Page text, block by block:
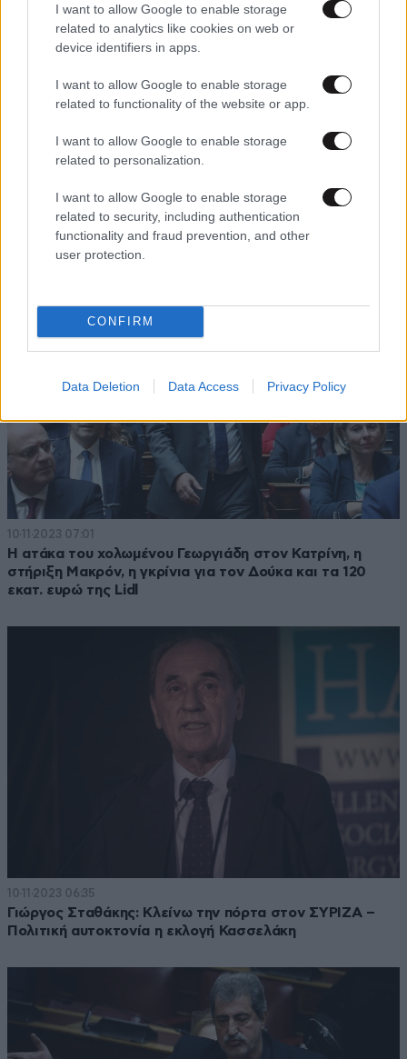
I want to allow Google to enable storage
related to analytics like cookies on web or
device identifiers in apps.
I want to allow Google to enable storage
related to functionality of the website or app.
I want to allow Google to enable storage
related to personalization.
I want to allow Google to enable storage
related to security, including authentication
functionality and fraud prevention, and other
user protection.
CONFIRM
Data Deletion Data Access Privacy Policy
13·11·2023 10:05
Γιώργος Σταθάκης: Πιθανές οι νέες διασπάσεις στον
ΣΥΡΙΖΑ αν συνεχιστεί το πολεμικό κλίμα από την ηγεσία
10·11·2023 07:01
Η ατάκα του χολωμένου Γεωργιάδη στον Κατρίνη, η
στήριξη Μακρόν, η γκρίνια για τον Δούκα και τα 120
εκατ. ευρώ της Lidl
10·11·2023 06:35
Γιώργος Σταθάκης: Κλείνω την πόρτα στον ΣΥΡΙΖΑ –
Πολιτική αυτοκτονία η εκλογή Κασσελάκη